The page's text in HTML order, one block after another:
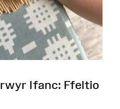
Ifanc: Ffeltio